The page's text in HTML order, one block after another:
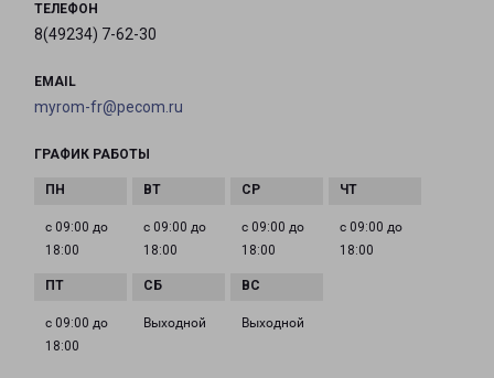
ТЕЛЕФОН
8(49234) 7-62-30
EMAIL
myrom-fr@pecom.ru
ГРАФИК РАБОТЫ
с 09:00 до
18:00
с 09:00 до
18:00
с 09:00 до
18:00
с 09:00 до
18:00
с 09:00 до
18:00
Выходной Выходной